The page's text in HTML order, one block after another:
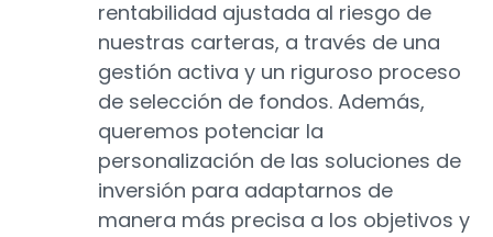
rentabilidad ajustada al riesgo de
nuestras carteras, a través de una
gestión activa y un riguroso proceso
de selección de fondos. Además,
queremos potenciar la
personalización de las soluciones de
inversión para adaptarnos de
manera más precisa a los objetivos y